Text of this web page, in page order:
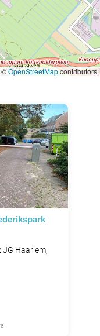
©OpenStreetMapcontributors
JG Haarlem,